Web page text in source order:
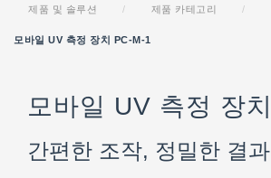
개요
쿼츠사양
산업 분야
응용 분야
제품 및 솔루션 / 제품 카테고리 /
모바일 UV 측정 장치 PC-M-1
모바일 UV 측정 장치
간편한 조작, 정밀한 결과